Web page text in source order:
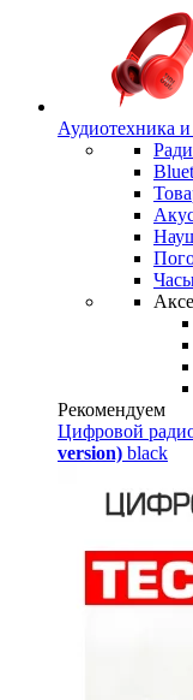
Аудиотехника
Рекомендуем
Цифровой
version) black